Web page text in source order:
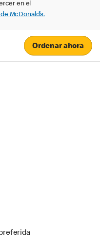
en el
McDonald’s.
Ordenar ahora